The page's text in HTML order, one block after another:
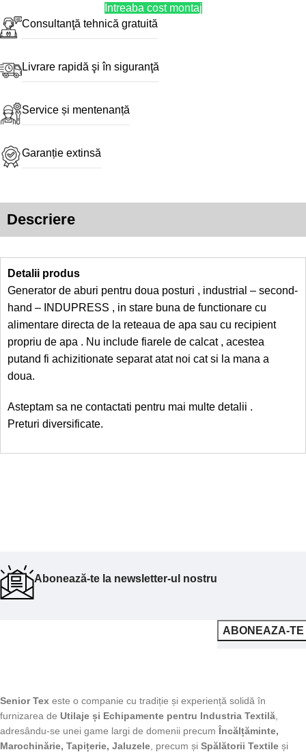
Intreaba cost montaj
Consultanţă tehnică gratuită
Livrare rapidă şi în siguranţă
Service și mentenanță
Garanție extinsă
Descriere
Detalii produs
Generator de aburi pentru doua posturi , industrial – second-
hand – INDUPRESS , in stare buna de functionare cu
alimentare directa de la reteaua de apa sau cu recipient
propriu de apa . Nu include fiarele de calcat , acestea
putand fi achizitionate separat atat noi cat si la mana a
doua.
Asteptam sa ne contactati pentru mai multe detalii .
Preturi diversificate.
Abonează-te la newsletter-ul nostru
Senior Tex este o companie cu tradiție și experiență solidă în
furnizarea de Utilaje și Echipamente pentru Industria Textilă
adresându-se unei game largi de domenii precum Încălțăminte,
Marochinărie, Tapițerie, Jaluzele , precum și Spălătorii Textile și